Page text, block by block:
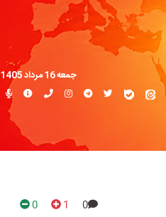
جمعه 16 مرداد 1405
0
1
0